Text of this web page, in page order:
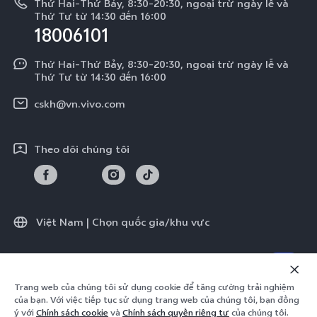
Y39 5G
Y29
Tra cứu giá linh kiện
Xác thực bằng IMEI
Dịch vụ cuộc hẹn
Truy vấn tiến độ sửa chữa
Chính sách bảo hành của vivo
Tải LUTs để khôi phục Log
Về chúng tôi
Tính Bền Vững
Thứ Tư từ 14:30 đến 16:00
18006101
Thứ Hai-Thứ Bảy, 8:30-20:30, ngoại trừ ngày lễ và
Thứ Tư từ 14:30 đến 16:00
cskh@vn.vivo.com
Theo dõi chúng tôi
Việt Nam | Chọn quốc gia/khu vực
© 2026 vivo Mobile Communication Co., Ltd. Bảo lưu toàn quyền.
Chính sách quyền riêng tư của vivo
Chính sách cookie |
Hỗ trợ Quyền riêng tư | Điều khoản giao dịch
Trang web của chúng tôi sử dụng cookie để tăng cường trải nghiệm
của bạn. Với việc tiếp tục sử dụng trang web của chúng tôi, bạn đồng
ý với Chính sách cookievà Chính sách quyền riêng tưcủa chúng tôi.